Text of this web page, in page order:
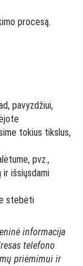
procesą.
pavyzdžiui,
tokius tikslus,
pvz.,
išsiųsdami
stebėti
informacija
telefono
priėmimui ir